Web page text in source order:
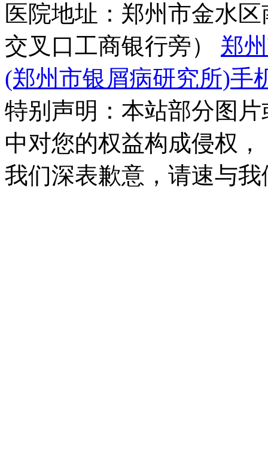
医院地址：郑州市金水
交叉口工商银行旁） 郑
(郑州市银屑病研究所)手
特别声明：本站部分图
中对您的权益构成侵权，
我们深表歉意，请速与